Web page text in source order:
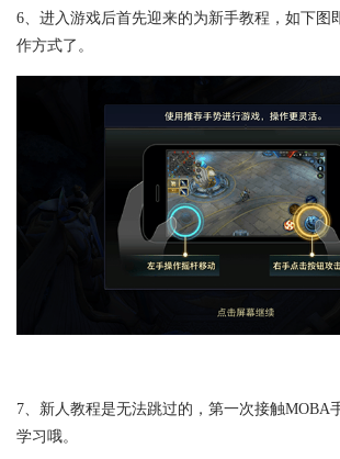
6、进入游戏后首先迎来的为新手教程，如下图
作方式了。
7、新人教程是无法跳过的，第一次接触MOBA
学习哦。